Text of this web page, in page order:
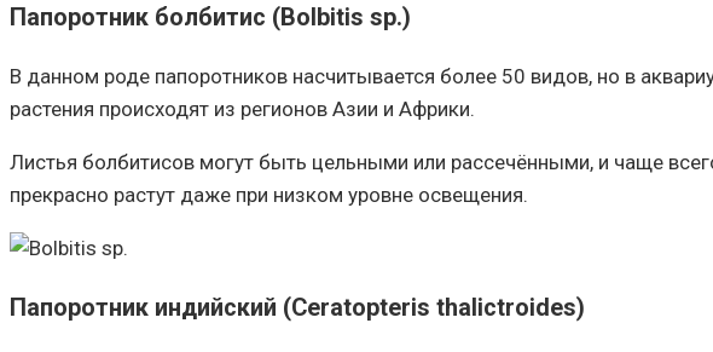
Папоротник болбитис (Bolbitis sp.)
В данном роде папоротников насчитывается более 50 видов, но в
растения происходят из регионов Азии и Африки.
Листья болбитисов могут быть цельными или рассечёнными, и чаще
прекрасно растут даже при низком уровне освещения.
Папоротник индийский (Ceratopteris thalictroides)